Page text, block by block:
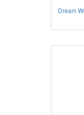
Dream